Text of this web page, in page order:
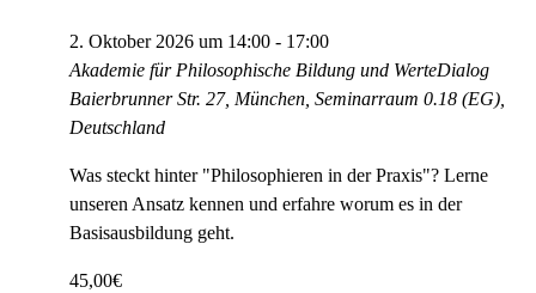
2. Oktober 2026 um 14:00 - 17:00
Akademie für Philosophische Bildung und WerteDialog
Baierbrunner Str. 27, München, Seminarraum 0.18 (EG),
Deutschland
Was steckt hinter "Philosophieren in der Praxis"? Lerne
unseren Ansatz kennen und erfahre worum es in der
Basisausbildung geht.
45,00€